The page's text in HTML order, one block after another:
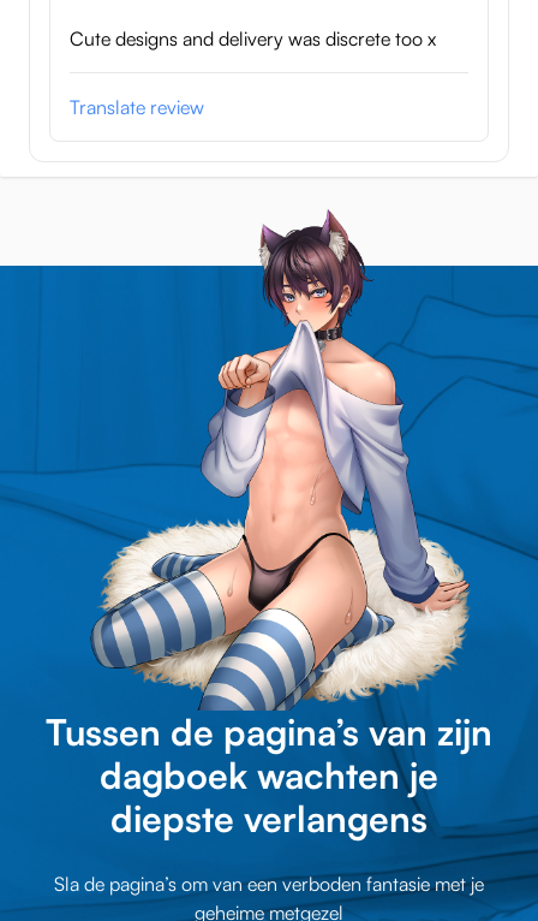
Cute designs and delivery was discrete too x
Translate review
Tussen de pagina’s van zijn
dagboek wachten je
diepste verlangens
Sla de pagina’s om van een verboden fantasie met je
geheime metgezel